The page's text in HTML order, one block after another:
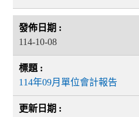
114-10-08
114年09月單位會計報告